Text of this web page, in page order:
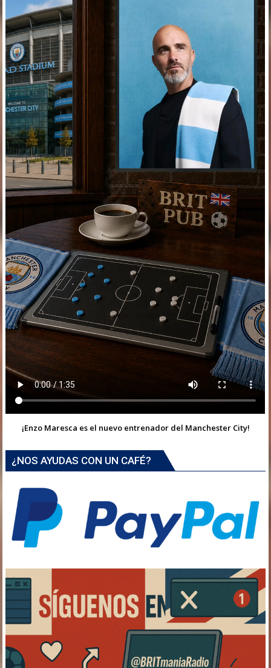
¡Enzo Maresca es el nuevo entrenador del Manchester City!
¿NOS AYUDAS CON UN CAFÉ?